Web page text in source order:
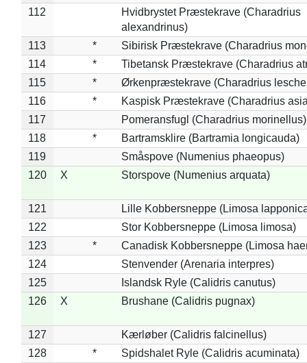
112
Hvidbrystet Præstekrave (Charadrius
alexandrinus)
113
*
Sibirisk Præstekrave (Charadrius
114
*
Tibetansk Præstekrave (Charadrius
115
*
Ørkenpræstekrave (Charadrius
116
*
Kaspisk Præstekrave (Charadrius
117
Pomeransfugl (Charadrius morinellus)
118
*
Bartramsklire (Bartramia longicauda)
119
Småspove (Numenius phaeopus)
120
X Storspove (Numenius arquata)
121
Lille Kobbersneppe (Limosa
122
Stor Kobbersneppe (Limosa limosa)
123
*
Canadisk Kobbersneppe (Limosa
124
Stenvender (Arenaria interpres)
125
Islandsk Ryle (Calidris canutus)
126
X Brushane (Calidris pugnax)
127
Kærløber (Calidris falcinellus)
128
*
Spidshalet Ryle (Calidris acuminata)